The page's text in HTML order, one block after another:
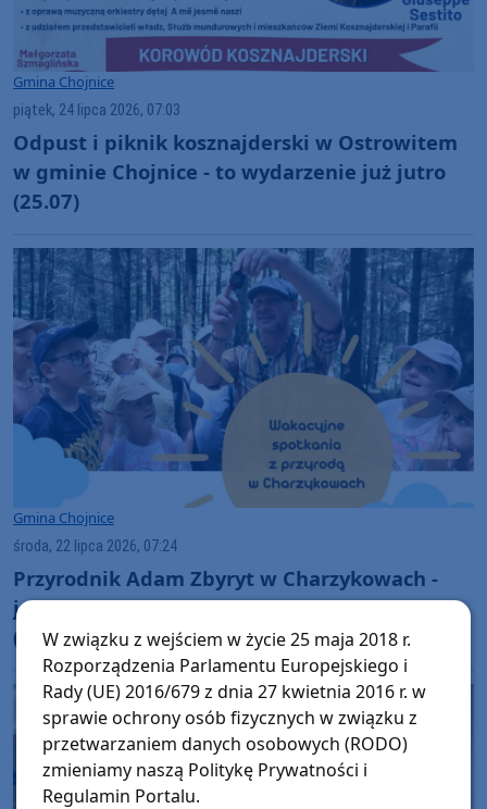
Gmina Chojnice
piątek, 24 lipca 2026, 07:03
Odpust i piknik kosznajderski w Ostrowitem
w gminie Chojnice - to wydarzenie już jutro
(25.07)
Gmina Chojnice
środa, 22 lipca 2026, 07:24
Przyrodnik Adam Zbyryt w Charzykowach -
jutro (23.07) opowie o wilkach, a w piątek
(24.07) zorganizuje familijny spacer
przyrodniczy
W związku z wejściem w życie 25 maja 2018 r.
Rozporządzenia Parlamentu Europejskiego i
Rady (UE) 2016/679 z dnia 27 kwietnia 2016 r. w
sprawie ochrony osób fizycznych w związku z
przetwarzaniem danych osobowych (RODO)
zmieniamy naszą Politykę Prywatności i
Regulamin Portalu.